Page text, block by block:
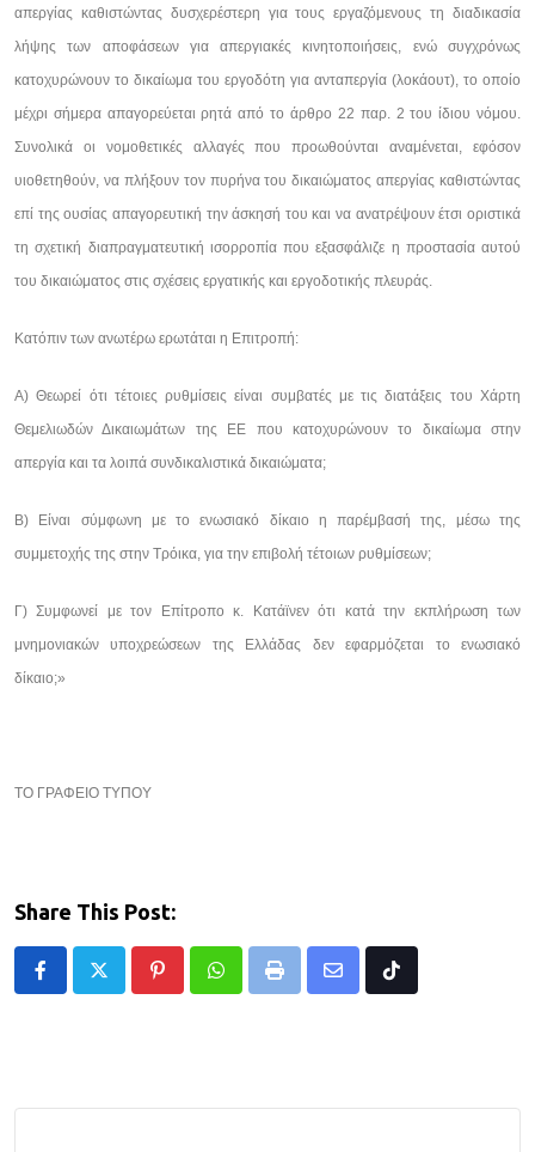
απεργίας καθιστώντας δυσχερέστερη για τους εργαζόμενους τη διαδικασία
λήψης των αποφάσεων για απεργιακές κινητοποιήσεις, ενώ συγχρόνως
κατοχυρώνουν το δικαίωμα του εργοδότη για ανταπεργία (λοκάουτ), το οποίο
μέχρι σήμερα απαγορεύεται ρητά από το άρθρο 22 παρ. 2 του ίδιου νόμου.
Συνολικά οι νομοθετικές αλλαγές που προωθούνται αναμένεται, εφόσον
υιοθετηθούν, να πλήξουν τον πυρήνα του δικαιώματος απεργίας καθιστώντας
επί της ουσίας απαγορευτική την άσκησή του και να ανατρέψουν έτσι οριστικά
τη σχετική διαπραγματευτική ισορροπία που εξασφάλιζε η προστασία αυτού
του δικαιώματος στις σχέσεις εργατικής και εργοδοτικής πλευράς.
Κατόπιν των ανωτέρω ερωτάται η Επιτροπή:
Α) Θεωρεί ότι τέτοιες ρυθμίσεις είναι συμβατές με τις διατάξεις του Χάρτη
Θεμελιωδών Δικαιωμάτων της ΕΕ που κατοχυρώνουν το δικαίωμα στην
απεργία και τα λοιπά συνδικαλιστικά δικαιώματα;
Β) Είναι σύμφωνη με το ενωσιακό δίκαιο η παρέμβασή της, μέσω της
συμμετοχής της στην Τρόικα, για την επιβολή τέτοιων ρυθμίσεων;
Γ) Συμφωνεί με τον Επίτροπο κ. Κατάϊνεν ότι κατά την εκπλήρωση των
μνημονιακών υποχρεώσεων της Ελλάδας δεν εφαρμόζεται το ενωσιακό
δίκαιο;»
ΤΟ ΓΡΑΦΕΙΟ ΤΥΠΟΥ
Share This Post:
PinterestWhatsappPrint
Share
Tiktok